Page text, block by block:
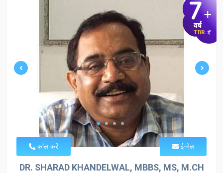
7+
वर्ष
TBR में
कॉल करें ई-मेल
DR. SHARAD KHANDELWAL, MBBS, MS, M.CH